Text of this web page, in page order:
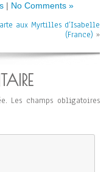
| No Comments »
aux Myrtilles d’Isabelle
(France) »
Les champs obligatoires